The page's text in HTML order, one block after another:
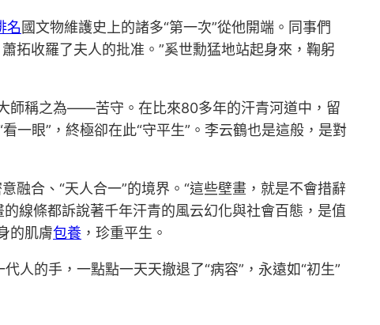
名 國文物維護史上的諸多“第一次”從他開端。同事們
拓收羅了夫人的批准。”奚世勳猛地站起身來，鞠躬
師稱之為——苦守。在比來80多年的汗青河道中，留
一眼”，終極卻在此“守平生”。李云鶴也是這般，是對
融合、“天人合一”的境界。“這些壁畫，就是不會措辭
線條都訴說著千年汗青的風云幻化與社會百態，是值
的肌膚包養 ，珍重平生。
的手，一點點一天天撤退了“病容”，永遠如“初生”